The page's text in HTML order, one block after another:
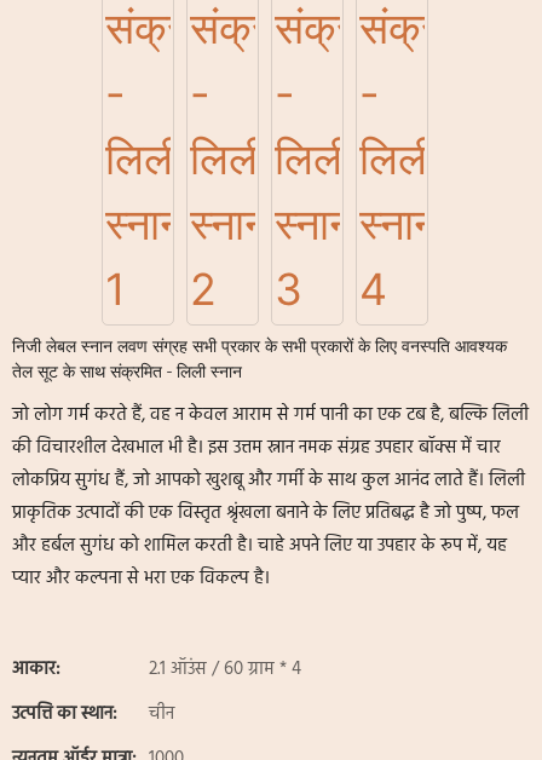
निजी लेबल स्नान लवण संग्रह सभी प्रकार के सभी प्रकारों के लिए वनस्पति आवश्यक
तेल सूट के साथ संक्रमित - लिली स्नान
जो लोग गर्म करते हैं, वह न केवल आराम से गर्म पानी का एक टब है, बल्कि लिली
की विचारशील देखभाल भी है। इस उत्तम स्नान नमक संग्रह उपहार बॉक्स में चार
लोकप्रिय सुगंध हैं, जो आपको खुशबू और गर्मी के साथ कुल आनंद लाते हैं। लिली
प्राकृतिक उत्पादों की एक विस्तृत श्रृंखला बनाने के लिए प्रतिबद्ध है जो पुष्प, फल
और हर्बल सुगंध को शामिल करती है। चाहे अपने लिए या उपहार के रूप में, यह
प्यार और कल्पना से भरा एक विकल्प है।
आकार:
2.1 ऑउंस / 60 ग्राम * 4
उत्पत्ति का स्थान:
चीन